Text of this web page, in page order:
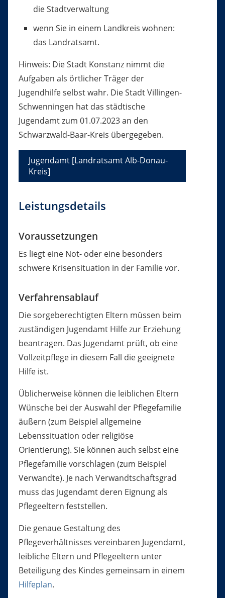
die Stadtverwaltung
wenn Sie in einem Landkreis wohnen:
das Landratsamt.
Hinweis: Die Stadt Konstanz nimmt die
Aufgaben als örtlicher Träger der
Jugendhilfe selbst wahr. Die Stadt Villingen-
Schwenningen hat das städtische
Jugendamt zum 01.07.2023 an den
Schwarzwald-Baar-Kreis übergegeben.
Jugendamt [Landratsamt Alb-Donau-
Kreis]
Leistungsdetails
Voraussetzungen
Es liegt eine Not- oder eine besonders
schwere Krisensituation in der Familie vor.
Verfahrensablauf
Die sorgeberechtigten Eltern müssen beim
zuständigen Jugendamt Hilfe zur Erziehung
beantragen. Das Jugendamt prüft, ob eine
Vollzeitpflege in diesem Fall die geeignete
Hilfe ist.
Üblicherweise können die leiblichen Eltern
Wünsche bei der Auswahl der Pflegefamilie
äußern (zum Beispiel allgemeine
Lebenssituation oder religiöse
Orientierung). Sie können auch selbst eine
Pflegefamilie vorschlagen (zum Beispiel
Verwandte). Je nach Verwandtschaftsgrad
muss das Jugendamt deren Eignung als
Pflegeeltern feststellen.
Die genaue Gestaltung des
Pflegeverhältnisses vereinbaren Jugendamt,
leibliche Eltern und Pflegeeltern unter
Beteiligung des Kindes gemeinsam in einem
Hilfeplan.